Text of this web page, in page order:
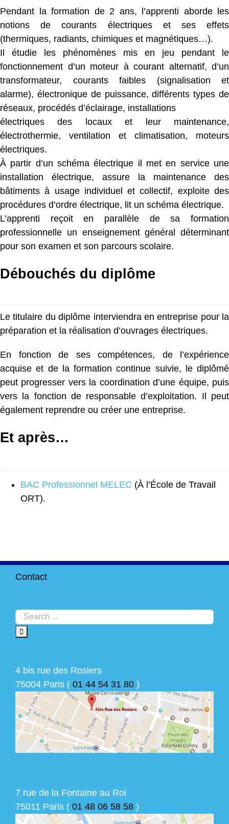
Pendant la formation de 2 ans, l’apprenti aborde les
notions de courants électriques et ses effets
(thermiques, radiants, chimiques et magnétiques…).
Il étudie les phénomènes mis en jeu pendant le
fonctionnement d’un moteur à courant alternatif, d’un
transformateur, courants faibles (signalisation et
alarme), électronique de puissance, différents types de
réseaux, procédés d’éclairage, installations
électriques des locaux et leur maintenance,
électrothermie, ventilation et climatisation, moteurs
électriques.
À partir d’un schéma électrique il met en service une
installation électrique, assure la maintenance des
bâtiments à usage individuel et collectif, exploite des
procédures d’ordre électrique, lit un schéma électrique.
L’apprenti reçoit en parallèle de sa formation
professionnelle un enseignement général déterminant
pour son examen et son parcours scolaire.
Débouchés du diplôme
Le titulaire du diplôme interviendra en entreprise pour la
préparation et la réalisation d’ouvrages électriques.
En fonction de ses compétences, de l’expérience
acquise et de la formation continue suivie, le diplômé
peut progresser vers la coordination d’une équipe, puis
vers la fonction de responsable d’exploitation. Il peut
également reprendre ou créer une entreprise.
Et après…
BAC Professionnel MELEC (À l’École de Travail
ORT).
Contact
4 bis rue des Rosiers
75004 Paris ( 01 44 54 31 80 )
7 rue de la Fontaine au Roi
75011 Paris ( 01 48 06 58 58 )